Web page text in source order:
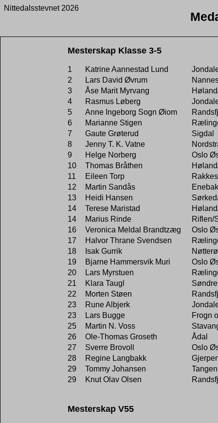
Nittedalsstevnet 2026
Mesterskap Klasse 3-5
1 Katrine Aannestad Lund
2
Lars David Øvrum
3
Åse Marit Myrvang
4
Rasmus Løberg
5
Anne Ingeborg Sogn Øiom
6
Marianne Stigen
7
Gaute Grøterud
Sigdal
8
Jenny T. K. Vatne
9
Helge Norberg
Oslo
10
Thomas Bråthen
11
Eileen Torp
12
Martin Sandås
13
Heidi Hansen
14
Terese Maristad
14
Marius Rinde
Riflen/
16
Veronica Meldal Brandtzæg
Oslo
17
Halvor Thrane Svendsen
18
Isak Gurrik
Nøtterø
19
Bjarne Hammersvik Muri
Oslo
20
Lars Myrstuen
21
Klara Taugl
22
Morten Støen
23
Rune Albjerk
23
Lars Bugge
Frogn
25
Martin N. Voss
26
Ole-Thomas Groseth
Ådal
27
Sverre Brovoll
Oslo
28
Regine Langbakk
29
Tommy Johansen
Tangen
29
Knut Olav Olsen
Mesterskap V55